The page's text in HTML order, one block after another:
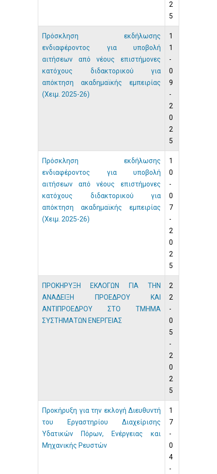
2
5
Πρόσκληση εκδήλωσης
ενδιαφέροντος για υποβολή
αιτήσεων από νέους επιστήμονες
κατόχους διδακτορικού για
απόκτηση ακαδημαϊκής εμπειρίας
(Χειμ. 2025-26)
1
1
-
0
9
-
2
0
2
5
Πρόσκληση εκδήλωσης
ενδιαφέροντος για υποβολή
αιτήσεων από νέους επιστήμονες
κατόχους διδακτορικού για
απόκτηση ακαδημαϊκής εμπειρίας
(Χειμ. 2025-26)
1
0
-
0
7
-
2
0
2
5
ΠΡΟΚΗΡΥΞΗ ΕΚΛΟΓΩΝ ΓΙΑ ΤΗΝ
ΑΝΑΔΕΙΞΗ ΠΡΟΕΔΡΟΥ ΚΑΙ
ΑΝΤΙΠΡΟΕΔΡΟΥ ΣΤΟ ΤΜΗΜΑ
ΣΥΣΤΗΜΑΤΩΝ ΕΝΕΡΓΕΙΑΣ
2
2
-
0
5
-
2
0
2
5
Προκήρυξη για την εκλογή Διευθυντή
του Εργαστηρίου Διαχείρισης
Υδατικών Πόρων, Ενέργειας και
Μηχανικής Ρευστών
1
7
-
0
4
-